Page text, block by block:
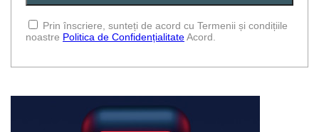
Prin înscriere, sunteți de acord cu Termenii și condițiile
noastre Politica de ConfidențialitateAcord.